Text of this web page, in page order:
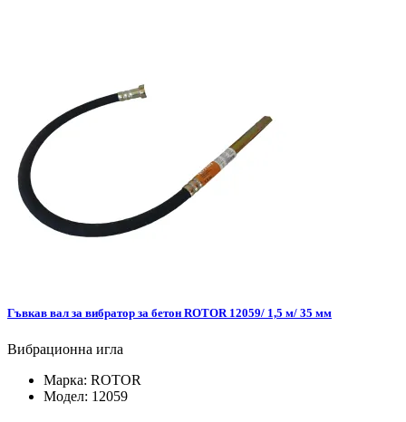
Гъвкав вал за вибратор за бетон ROTOR 12059/ 1,5 м/ 35 мм
Вибрационна игла
Марка: ROTOR
Модел: 12059